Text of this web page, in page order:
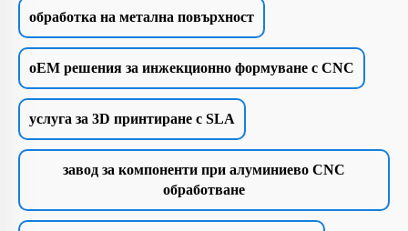
обработка на метална повърхност
oEM решения за инжекционно формуване с CNC
услуга за 3D принтиране с SLA
завод за компоненти при алуминиево CNC
обработване